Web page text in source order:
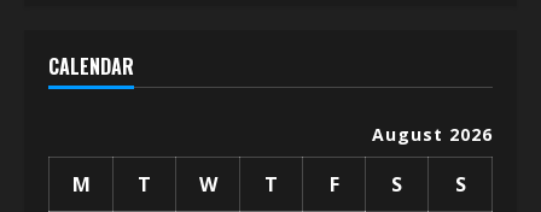
CALENDAR
August 2026
M T W T F S S